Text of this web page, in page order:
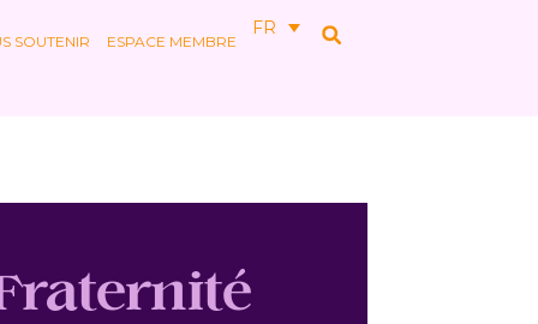
SOUTENIR ESPACE MEMBRE
FR